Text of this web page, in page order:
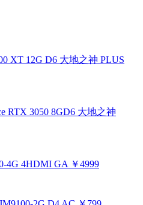
XT 12G D6 大地之神 PLUS
RTX 3050 8GD6 大地之神
4G 4HDMI GA ￥4999